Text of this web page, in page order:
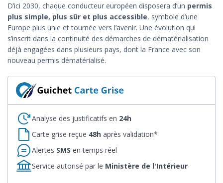
D’ici 2030, chaque conducteur européen disposera d’un permis
plus simple, plus sûr et plus accessible, symbole d’une
Europe plus unie et tournée vers l’avenir. Une évolution qui
s’inscrit dans la continuité des démarches de dématérialisation
déjà engagées dans plusieurs pays, dont la France avec son
nouveau permis dématérialisé.
Analyse des justificatifs en 24h
Carte grise reçue 48h après validation*
Alertes SMS en temps réel
Service autorisé par le Ministère de l'Intérieur